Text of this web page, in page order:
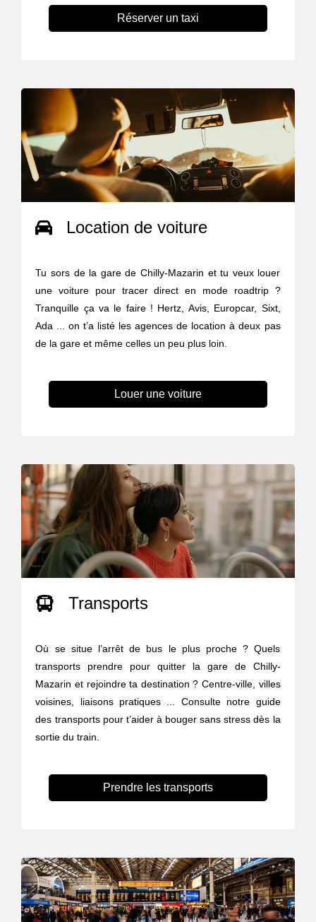
Réserver un taxi
Location de voiture
Tu sors de la gare de Chilly-Mazarin et tu veux louer
une voiture pour tracer direct en mode roadtrip ?
Tranquille ça va le faire ! Hertz, Avis, Europcar, Sixt,
Ada ... on t’a listé les agences de location à deux pas
de la gare et même celles un peu plus loin.
Louer une voiture
Transports
Où se situe l’arrêt de bus le plus proche ? Quels
transports prendre pour quitter la gare de Chilly-
Mazarin et rejoindre ta destination ? Centre-ville, villes
voisines, liaisons pratiques ... Consulte notre guide
des transports pour t’aider à bouger sans stress dès la
sortie du train.
Prendre les transports